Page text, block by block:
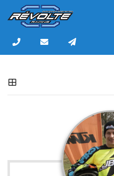
6 rue Louis Bonin
31200 Toulouse
05 61 48 35 94